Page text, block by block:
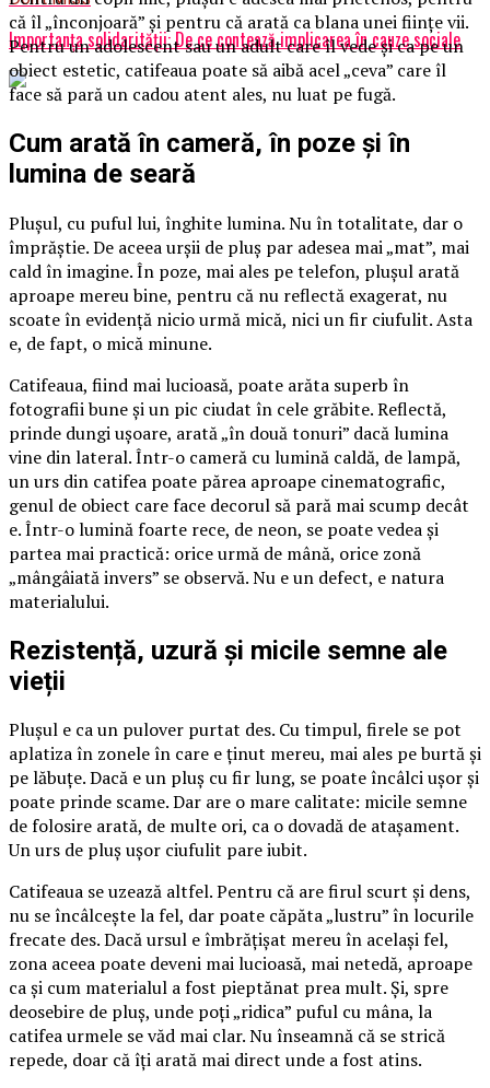
Importanța solidarității: De ce contează implicarea în cauze sociale
că îl „înconjoară” și pentru că arată ca blana unei ființe vii.
Pentru un adolescent sau un adult care îl vede și ca pe un
obiect estetic, catifeaua poate să aibă acel „ceva” care îl
face să pară un cadou atent ales, nu luat pe fugă.
Cum arată în cameră, în poze și în
lumina de seară
Plușul, cu puful lui, înghite lumina. Nu în totalitate, dar o
împrăștie. De aceea urșii de pluș par adesea mai „mat”, mai
cald în imagine. În poze, mai ales pe telefon, plușul arată
aproape mereu bine, pentru că nu reflectă exagerat, nu
scoate în evidență nicio urmă mică, nici un fir ciufulit. Asta
e, de fapt, o mică minune.
Catifeaua, fiind mai lucioasă, poate arăta superb în
fotografii bune și un pic ciudat în cele grăbite. Reflectă,
prinde dungi ușoare, arată „în două tonuri” dacă lumina
vine din lateral. Într-o cameră cu lumină caldă, de lampă,
un urs din catifea poate părea aproape cinematografic,
genul de obiect care face decorul să pară mai scump decât
e. Într-o lumină foarte rece, de neon, se poate vedea și
partea mai practică: orice urmă de mână, orice zonă
„mângâiată invers” se observă. Nu e un defect, e natura
materialului.
Rezistență, uzură și micile semne ale
vieții
Plușul e ca un pulover purtat des. Cu timpul, firele se pot
aplatiza în zonele în care e ținut mereu, mai ales pe burtă și
pe lăbuțe. Dacă e un pluș cu fir lung, se poate încâlci ușor și
poate prinde scame. Dar are o mare calitate: micile semne
de folosire arată, de multe ori, ca o dovadă de atașament.
Un urs de pluș ușor ciufulit pare iubit.
Catifeaua se uzează altfel. Pentru că are firul scurt și dens,
nu se încâlcește la fel, dar poate căpăta „lustru” în locurile
frecate des. Dacă ursul e îmbrățișat mereu în același fel,
zona aceea poate deveni mai lucioasă, mai netedă, aproape
ca și cum materialul a fost pieptănat prea mult. Și, spre
deosebire de pluș, unde poți „ridica” puful cu mâna, la
catifea urmele se văd mai clar. Nu înseamnă că se strică
repede, doar că îți arată mai direct unde a fost atins.